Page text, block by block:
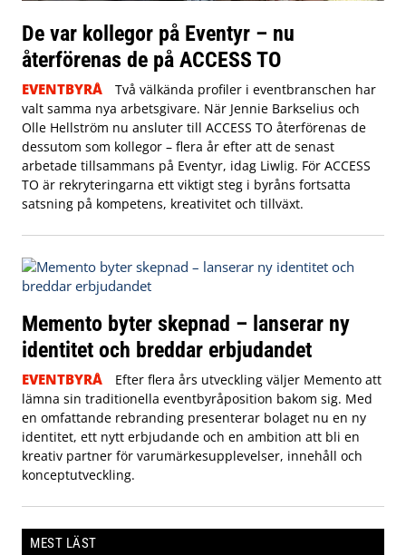
De var kollegor på Eventyr – nu
återförenas de på ACCESS TO
EVENTBYRÅ
Två välkända profiler i eventbranschen har
valt samma nya arbetsgivare. När Jennie Barkselius och
Olle Hellström nu ansluter till ACCESS TO återförenas de
dessutom som kollegor – flera år efter att de senast
arbetade tillsammans på Eventyr, idag Liwlig. För ACCESS
TO är rekryteringarna ett viktigt steg i byråns fortsatta
satsning på kompetens, kreativitet och tillväxt.
Memento byter skepnad – lanserar ny
identitet och breddar erbjudandet
EVENTBYRÅ
Efter flera års utveckling väljer Memento att
lämna sin traditionella eventbyråposition bakom sig. Med
en omfattande rebranding presenterar bolaget nu en ny
identitet, ett nytt erbjudande och en ambition att bli en
kreativ partner för varumärkesupplevelser, innehåll och
konceptutveckling.
MEST LÄST